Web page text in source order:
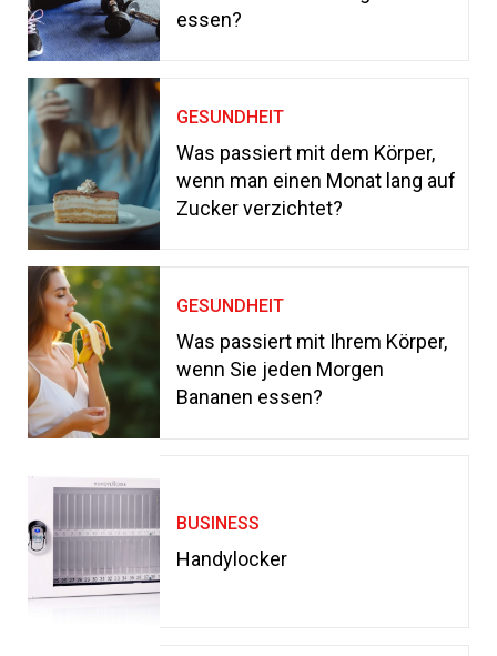
essen?
GESUNDHEIT
Was passiert mit dem Körper,
wenn man einen Monat lang auf
Zucker verzichtet?
GESUNDHEIT
Was passiert mit Ihrem Körper,
wenn Sie jeden Morgen
Bananen essen?
BUSINESS
Handylocker